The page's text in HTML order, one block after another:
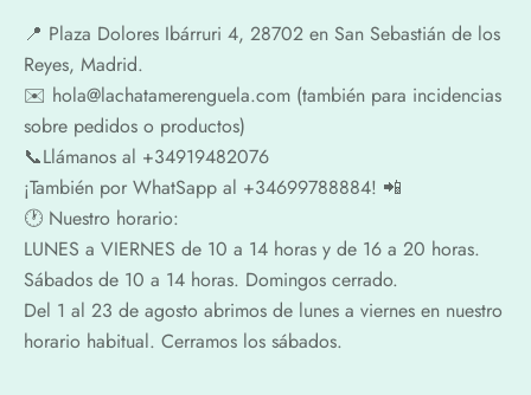
📍​ Plaza Dolores Ibárruri 4, 28702 en San Sebastián de los
Reyes, Madrid.
✉️​ hola@lachatamerenguela.com (también para incidencias
sobre pedidos o productos)
📞​​Llámanos al +34919482076
¡También por WhatSapp al +34699788884! 📲
🕐​ Nuestro horario:
LUNES a VIERNES de 10 a 14 horas y de 16 a 20 horas.
Sábados de 10 a 14 horas. Domingos cerrado.
Del 1 al 23 de agosto abrimos de lunes a viernes en nuestro
horario habitual. Cerramos los sábados.